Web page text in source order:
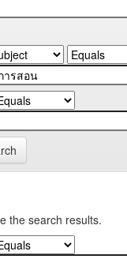
the search results.